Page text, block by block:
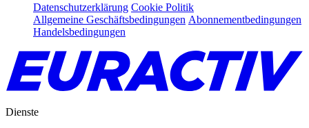
Datenschutzerklärung Cookie Politik
Allgemeine Geschäftsbedingungen Abonnementbedingungen
Handelsbedingungen
Dienste